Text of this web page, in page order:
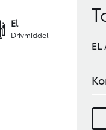
Drivmiddel
El